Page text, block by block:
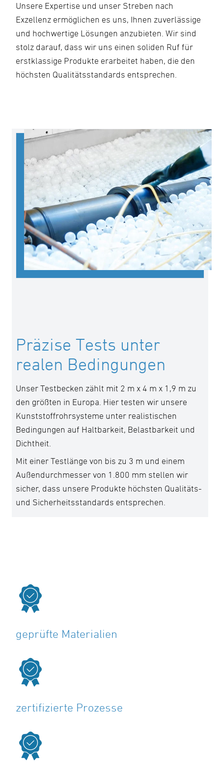
Unsere Expertise und unser Streben nach
Exzellenz ermöglichen es uns, Ihnen zuverlässige
und hochwertige Lösungen anzubieten. Wir sind
stolz darauf, dass wir uns einen soliden Ruf für
erstklassige Produkte erarbeitet haben, die den
höchsten Qualitätsstandards entsprechen.
Präzise Tests unter
realen Bedingungen
Unser Testbecken zählt mit 2 m x 4 m x 1,9 m zu
den größten in Europa. Hier testen wir unsere
Kunststoffrohrsysteme unter realistischen
Bedingungen auf Haltbarkeit, Belastbarkeit und
Dichtheit.
Mit einer Testlänge von bis zu 3 m und einem
Außendurchmesser von 1.800 mm stellen wir
sicher, dass unsere Produkte höchsten Qualitäts-
und Sicherheitsstandards entsprechen.
geprüfte Materialien
zertifizierte Prozesse